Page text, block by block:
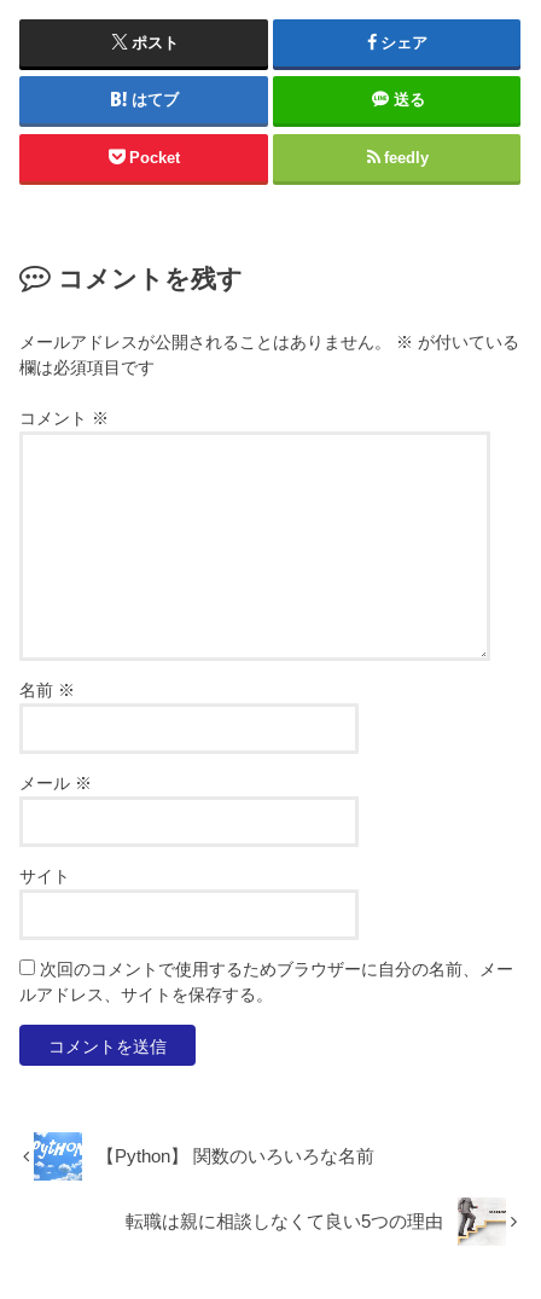
ポスト シェア
はてブ 送る
Pocket feedly
コメントを残す
メールアドレスが公開されることはありません。 ※ が付いている
欄は必須項目です
コメント ※
名前 ※
メール ※
サイト
次回のコメントで使用するためブラウザーに自分の名前、メー
ルアドレス、サイトを保存する。
【Python】 関数のいろいろな名前
転職は親に相談しなくて良い5つの理由